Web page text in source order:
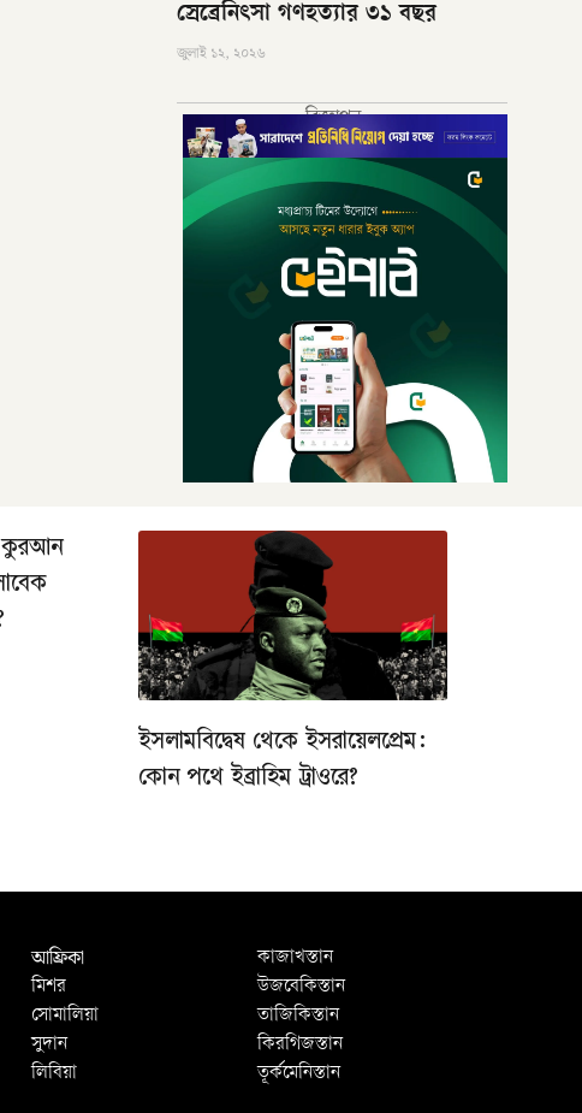
স্রেব্রেনিৎসা গণহত্যার ৩১ বছর
জুলাই ১২, ২০২৬
বিজ্ঞাপন
কুরআন
ইসলামবিদ্বেষ থেকে ইসরায়েলপ্রেম:
কোন পথে ইব্রাহিম ট্রাওরে?
আফ্রিকা
মিশর
সোমালিয়া
সুদান
লিবিয়া
কাজাখস্তান
উজবেকিস্তান
তাজিকিস্তান
কিরগিজস্তান
তূর্কমেনিস্তান